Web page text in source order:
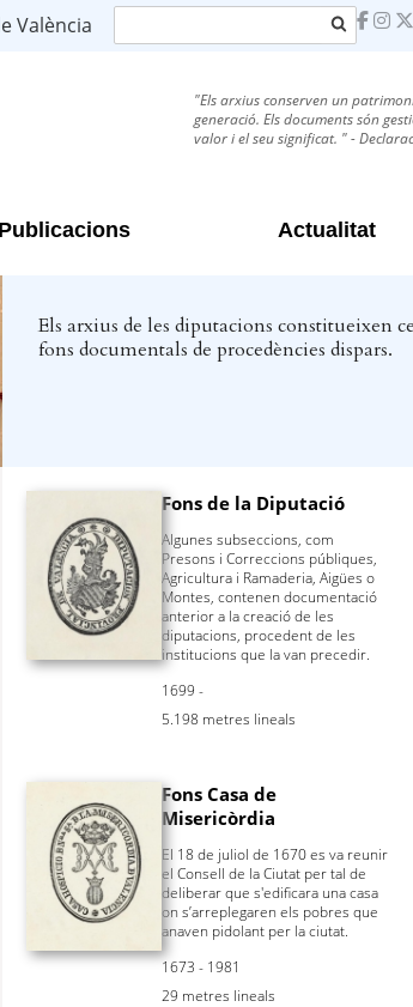
València
"Els arxius conserven un
generació. Els documents són
valor i el seu significat. " -
Publicacions Actualitat
Els arxius de les diputacions constitueixen
fons documentals de procedències dispars.
Fons de la Diputació
Algunes subseccions, com
Presons i Correccions públiques,
Agricultura i Ramaderia, Aigües o
Montes, contenen documentació
anterior a la creació de les
diputacions, procedent de les
institucions que la van precedir.
1699 -
5.198 metres lineals
Fons Casa de
Misericòrdia
El 18 de juliol de 1670 es va reunir
el Consell de la Ciutat per tal de
deliberar que s'edificara una casa
on s’arreplegaren els pobres que
anaven pidolant per la ciutat.
1673 - 1981
29 metres lineals